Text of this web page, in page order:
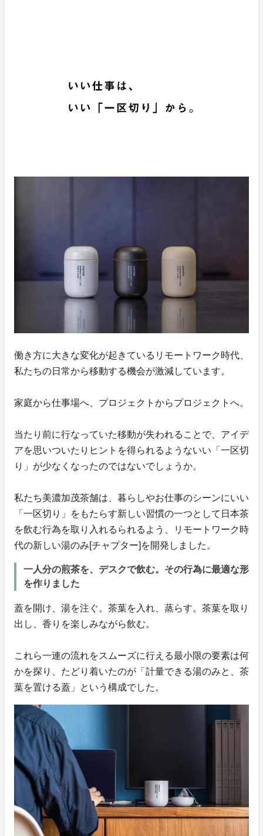
働き方に大きな変化が起きているリモートワーク時代、
私たちの日常から移動する機会が激減しています。
家庭から仕事場へ、プロジェクトからプロジェクトへ。
当たり前に行なっていた移動が失われることで、アイデ
アを思いついたりヒントを得られるようないい「一区切
り」が少なくなったのではないでしょうか。
私たち美濃加茂茶舗は、暮らしやお仕事のシーンにいい
「一区切り」をもたらす新しい習慣の一つとして日本茶
を飲む行為を取り入れるられるよう、リモートワーク時
代の新しい湯のみ[チャプター]を開発しました。
一人分の煎茶を、デスクで飲む。その行為に最適な形
を作りました
蓋を開け、湯を注ぐ。茶葉を入れ、蒸らす。茶葉を取り
出し、香りを楽しみながら飲む。
これら一連の流れをスムーズに行える最小限の要素は何
かを探り、たどり着いたのが「計量できる湯のみと、茶
葉を置ける蓋」という構成でした。